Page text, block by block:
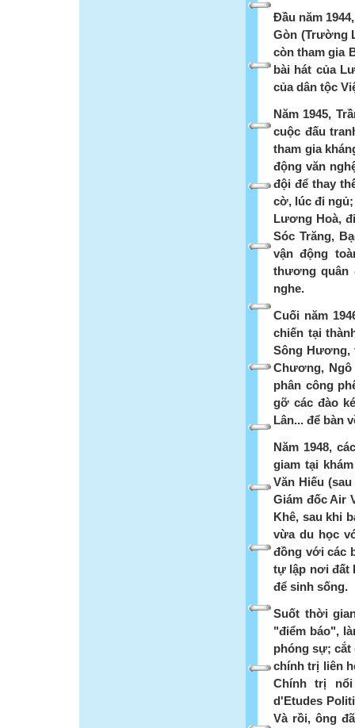
Đầu năm
Gòn (Trường
còn tham gia
bài hát của
của dân tộc
Năm 1945,
cuộc đấu
tham gia
động văn
đội để thay
cờ, lúc đi
Lương Hoà,
Sóc Trăng,
vận động
thương quân
nghe.
Cuối năm
chiến tại
Sông Hương,
Chương,
phân công
gỡ các đào
Lân... để bàn
Năm 1948,
giam tại
Văn Hiếu
Giám đốc Air
Khê, sau khi
vừa du học
đồng với các
tự lập nơi đất
để sinh sống.
Suốt thời
"điểm báo",
phóng sự; cắt
chính trị liên
Chính trị nổi
d'Etudes
Và rồi, ông